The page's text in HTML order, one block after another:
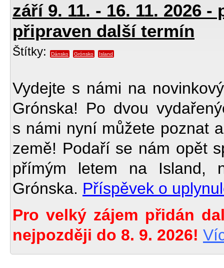
září 9. 11. - 16. 11. 2026
připraven další termín
Štítky: Dánsko Grónsko Island
Vydejte s námi na
Grónska! Po dvou
s námi nyní můžete poznat
země! Podaří se nám opět
přímým letem na Island,
Grónska. Příspěvek o
Pro velký zájem přidán
nejpozději do 8. 9. 2026!